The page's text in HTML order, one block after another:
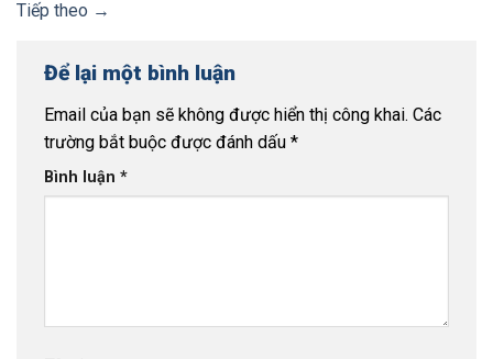
Tiếp theo →
Để lại một bình luận
Email của bạn sẽ không được hiển thị công khai. Các
trường bắt buộc được đánh dấu *
Bình luận *